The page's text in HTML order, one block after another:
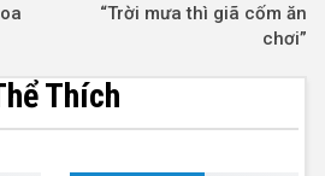
“Trời mưa thì giã cốm ăn
chơi”
Thích